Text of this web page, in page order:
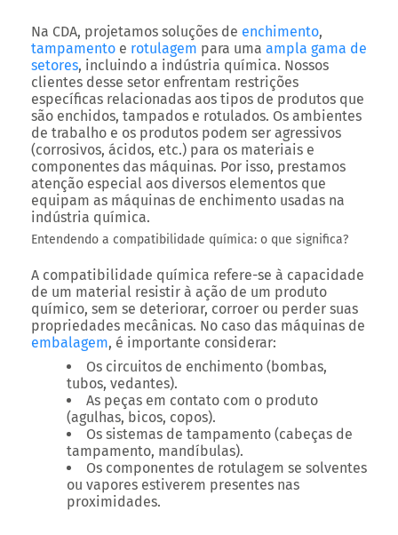
Na CDA, projetamos soluções de enchimento,
tampamento e rotulagem para uma ampla gama de
setores, incluindo a indústria química. Nossos
clientes desse setor enfrentam restrições
específicas relacionadas aos tipos de produtos que
são enchidos, tampados e rotulados. Os ambientes
de trabalho e os produtos podem ser agressivos
(corrosivos, ácidos, etc.) para os materiais e
componentes das máquinas. Por isso, prestamos
atenção especial aos diversos elementos que
equipam as máquinas de enchimento usadas na
indústria química.
Entendendo a compatibilidade química: o que significa?
A compatibilidade química refere-se à capacidade
de um material resistir à ação de um produto
químico, sem se deteriorar, corroer ou perder suas
propriedades mecânicas. No caso das máquinas de
embalagem, é importante considerar:
Os circuitos de enchimento (bombas,
tubos, vedantes).
As peças em contato com o produto
(agulhas, bicos, copos).
Os sistemas de tampamento (cabeças de
tampamento, mandíbulas).
Os componentes de rotulagem se solventes
ou vapores estiverem presentes nas
proximidades.